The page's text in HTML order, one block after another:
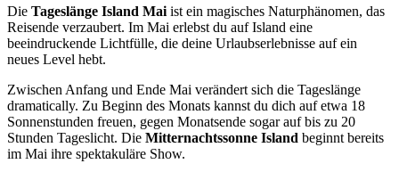
Die Tageslänge Island Mai ist ein magisches Naturphänomen, das
Reisende verzaubert. Im Mai erlebst du auf Island eine
beeindruckende Lichtfülle, die deine Urlaubserlebnisse auf ein
neues Level hebt.
Zwischen Anfang und Ende Mai verändert sich die Tageslänge
dramatically. Zu Beginn des Monats kannst du dich auf etwa 18
Sonnenstunden freuen, gegen Monatsende sogar auf bis zu 20
Stunden Tageslicht. Die Mitternachtssonne Island beginnt bereits
im Mai ihre spektakuläre Show.